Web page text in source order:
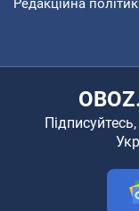
Редакційна